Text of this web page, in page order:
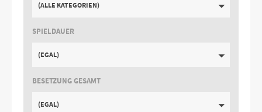
(ALLE KATEGORIEN)
SPIELDAUER
(EGAL)
BESETZUNG GESAMT
(EGAL)